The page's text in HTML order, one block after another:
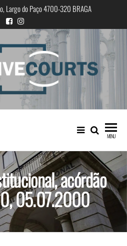
Largo do Paço 4700-320 BRAGA
Igualdade e diferença cultural na
prática judicial portuguesa
MENU
acórdão
05.07.2000